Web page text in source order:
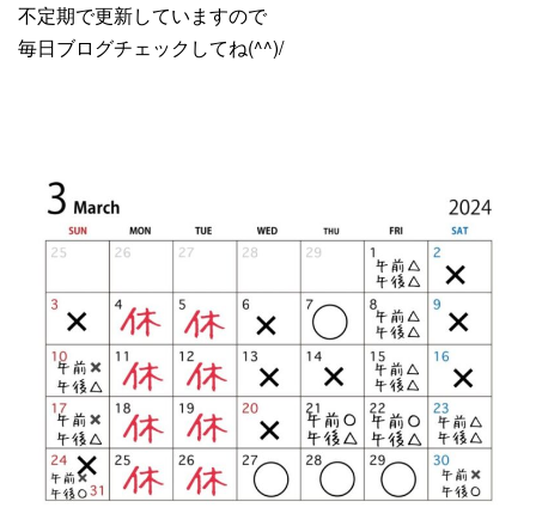
不定期で更新していますので
毎日ブログチェックしてね(^^)/